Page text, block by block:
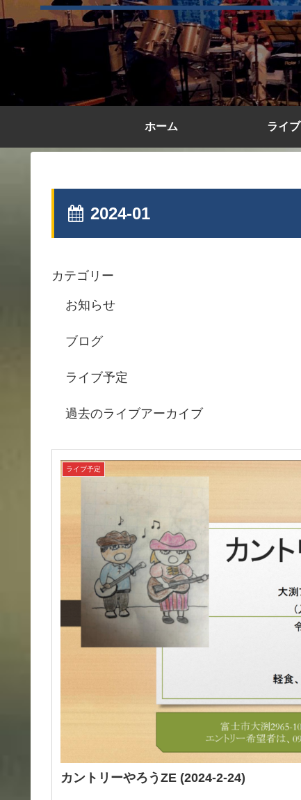
ホーム ライブ
2024-01
カテゴリー
お知らせ
ブログ
ライブ予定
過去のライブアーカイブ
ライブ予定
カントリーやろうZE (2024-2-24)